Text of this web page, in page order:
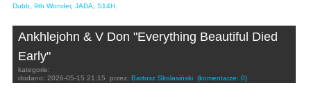
Dubb 9th Wonder, JADA S14H.
Ankhlejohn & V Don "Everything Beautiful Died
Early"
kategorie:
dodano: 2026-05-15 21:15 przez: Bartosz Skolasiński (komentarze: 0)